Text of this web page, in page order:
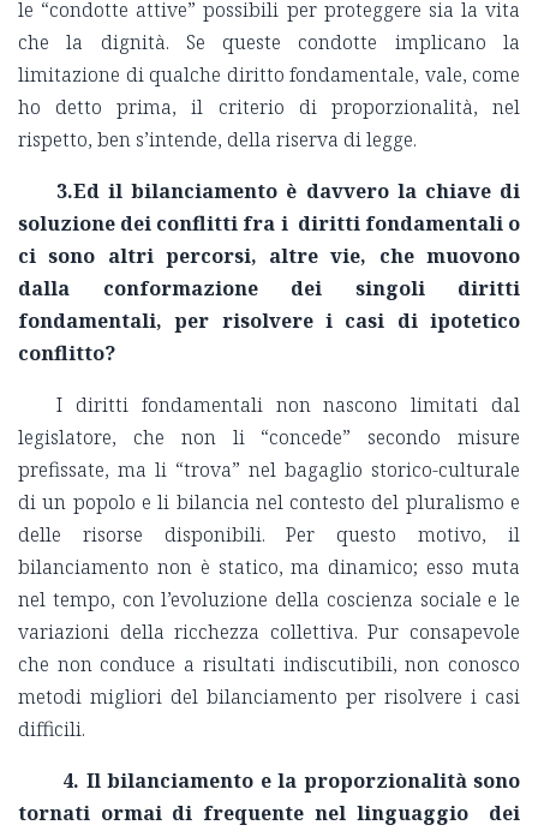
le “condotte attive” possibili per proteggere sia la vita
che la dignità. Se queste condotte implicano la
limitazione di qualche diritto fondamentale, vale, come
ho detto prima, il criterio di proporzionalità, nel
rispetto, ben s’intende, della riserva di legge.
3.Ed il bilanciamento è davvero la chiave di
soluzione dei conflitti fra i diritti fondamentali o
ci sono altri percorsi, altre vie, che muovono
dalla conformazione dei singoli diritti
fondamentali, per risolvere i casi di ipotetico
conflitto?
I diritti fondamentali non nascono limitati dal
legislatore, che non li “concede” secondo misure
prefissate, ma li “trova” nel bagaglio storico-culturale
di un popolo e li bilancia nel contesto del pluralismo e
delle risorse disponibili. Per questo motivo, il
bilanciamento non è statico, ma dinamico; esso muta
nel tempo, con l’evoluzione della coscienza sociale e le
variazioni della ricchezza collettiva. Pur consapevole
che non conduce a risultati indiscutibili, non conosco
metodi migliori del bilanciamento per risolvere i casi
difficili.
4. Il bilanciamento e la proporzionalità sono
tornati ormai di frequente nel linguaggio dei